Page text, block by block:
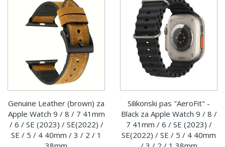
Genuine Leather (brown) za
Apple Watch 9 / 8 / 7 41mm
/ 6 / SE (2023) / SE(2022) /
SE / 5 / 4 40mm / 3 / 2 / 1
Silikonski pas "AeroFit" -
Black za Apple Watch 9 / 8 /
7 41mm / 6 / SE (2023) /
SE(2022) / SE / 5 / 4 40mm